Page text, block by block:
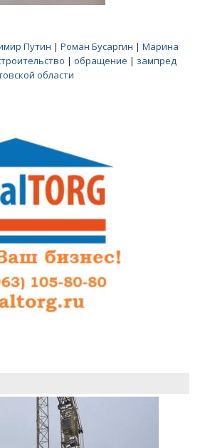
Путин | Роман Бусаргин | Марина
| обращение | зампред
области